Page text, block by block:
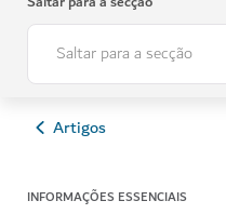
Saltar para a secção
Artigos
INFORMAÇÕES ESSENCIAIS